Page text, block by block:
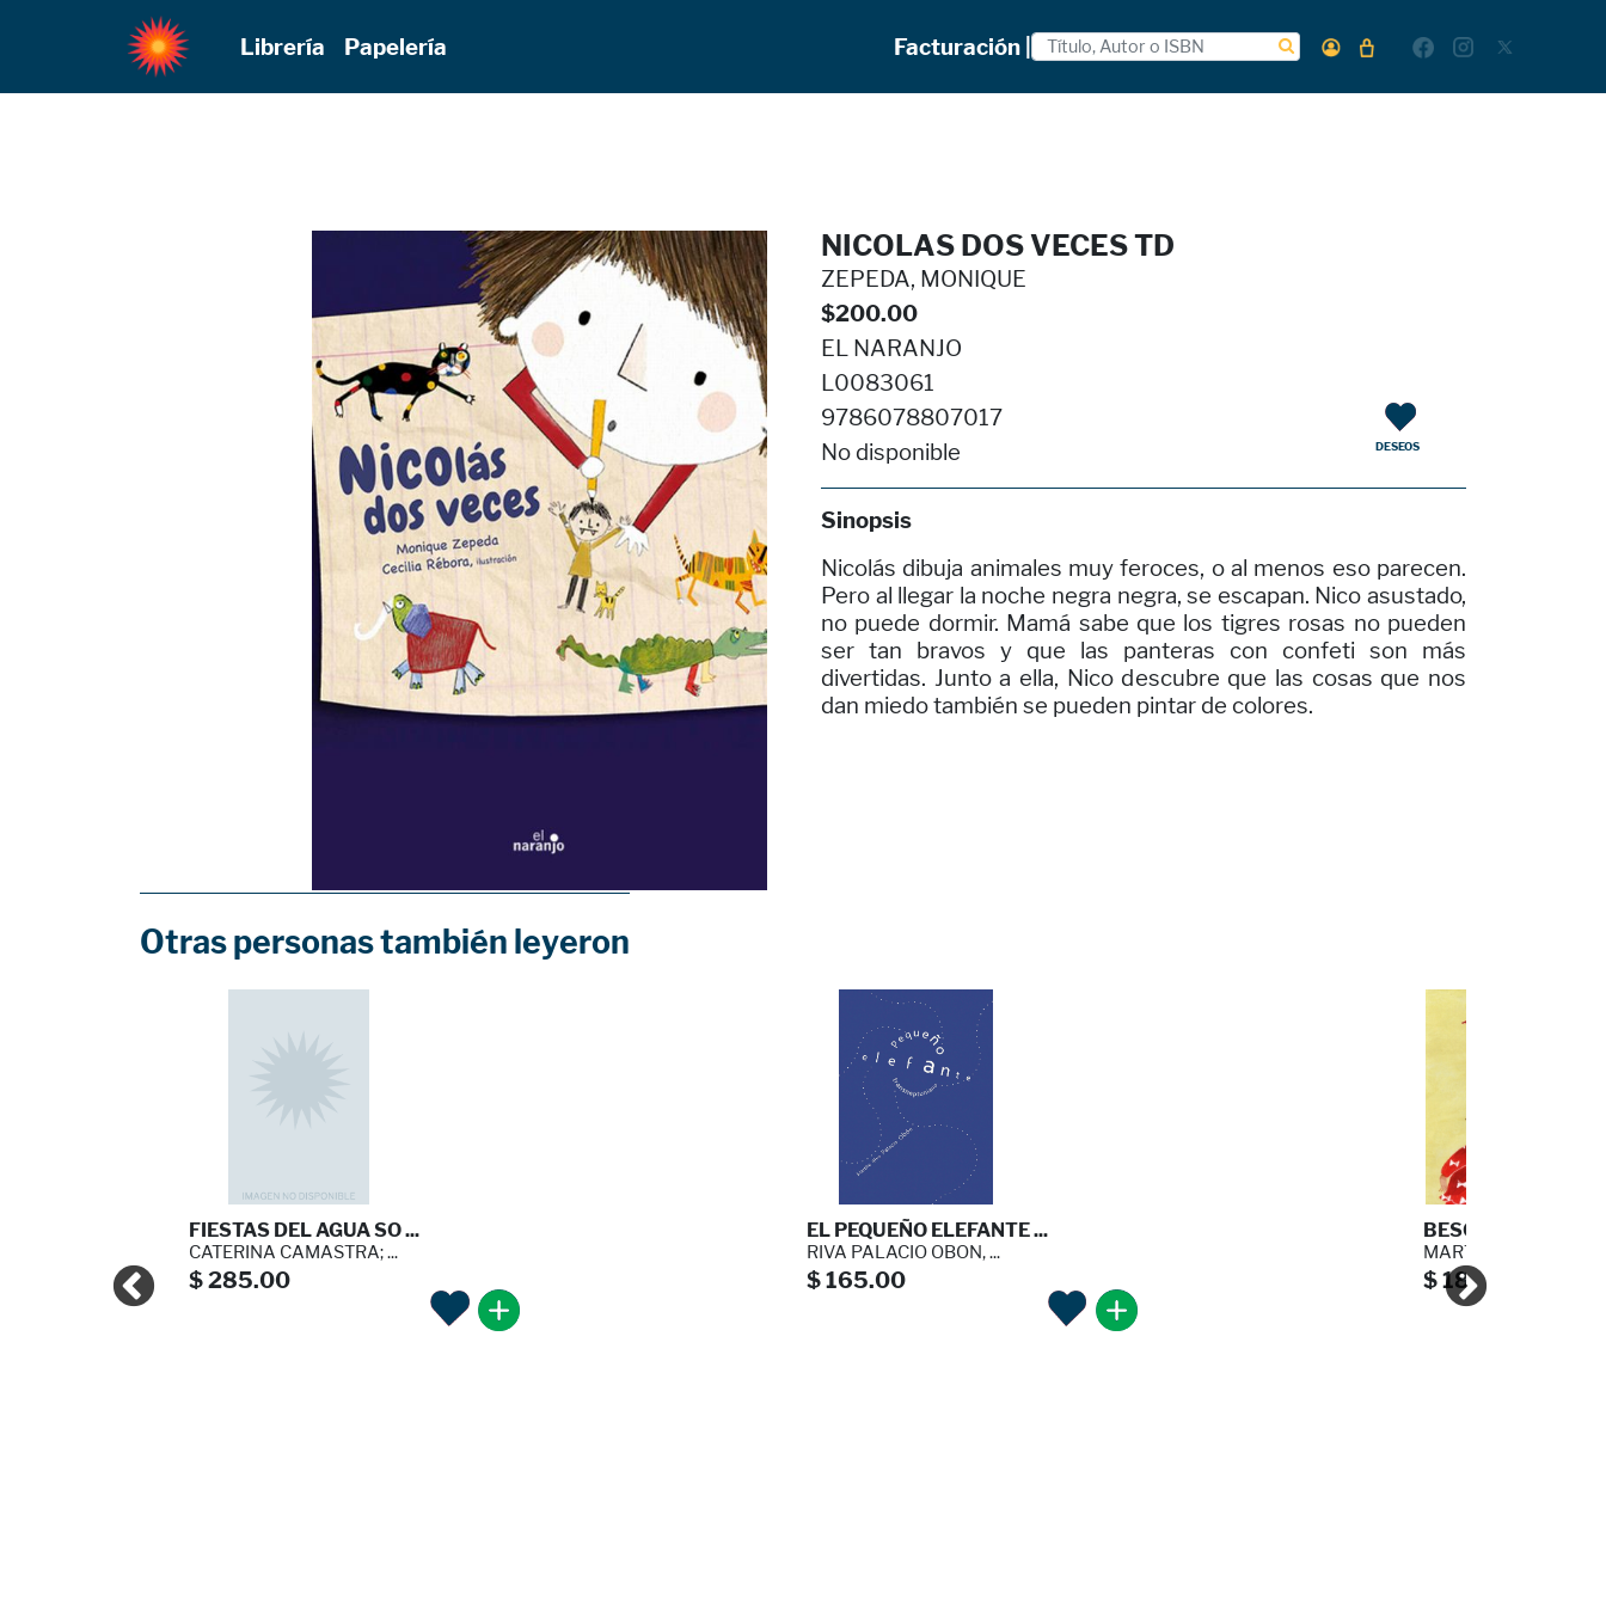
Librería Papelería Facturación |
NICOLAS DOS VECES TD
ZEPEDA, MONIQUE
$200.00
EL NARANJO
L0083061
9786078807017
No disponible
Sinopsis
DESEOS
Nicolás dibuja animales muy feroces, o al menos eso parecen.
Pero al llegar la noche negra negra, se escapan. Nico asustado,
no puede dormir. Mamá sabe que los tigres rosas no pueden
ser tan bravos y que las panteras con confeti son más
divertidas. Junto a ella, Nico descubre que las cosas que nos
dan miedo también se pueden pintar de colores.
Otras personas también leyeron
FIESTAS DEL AGUA SO ...
CATERINA CAMASTRA; ...
$ 285.00
EL PEQUEÑO ELEFANTE ...
RIVA PALACIO OBON, ...
$ 165.00
BESO
MARTHA RIVA
$ 189.00